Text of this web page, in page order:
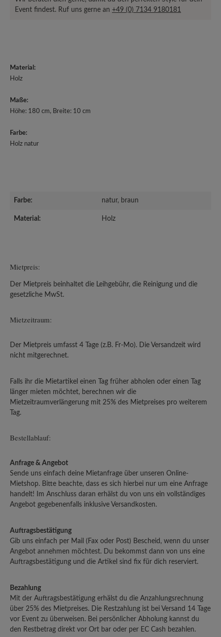
Event findest. Ruf uns gerne an +49 (0) 7134 9180181
Material:
Holz
Maße:
Höhe: 180 cm, Breite: 10 cm
Farbe:
Holz natur
Farbe: natur, braun
Material: Holz
Mietpreis:
Der Mietpreis beinhaltet die Leihgebühr, die Reinigung und die
gesetzliche MwSt.
Mietzeitraum:
Der Mietpreis umfasst 4 Tage (z.B. Fr-Mo). Die Versandzeit wird
nicht mitgerechnet.
Falls ihr die Mietartikel einen Tag früher abholen oder einen Tag
länger mieten möchtet, berechnen wir die
Mietzeitraumverlängerung mit 25% des Mietpreises pro weiterem
Tag.
Bestellablauf:
Anfrage & Angebot
Sende uns einfach deine Mietanfrage über unseren Online-
Mietshop. Bitte beachte, dass es sich hierbei nur um eine Anfrage
handelt! Im Anschluss daran erhälst du von uns ein vollständiges
Angebot gegebenenfalls inklusive Versandkosten.
Auftragsbestätigung
Gib uns einfach per Mail (Fax oder Post) Bescheid, wenn du unser
Angebot annehmen möchtest. Du bekommst dann von uns eine
Auftragsbestätigung und die Artikel sind fix für dich reserviert.
Bezahlung
Mit der Auftragsbestätigung erhälst du die Anzahlungsrechnung
über 25% des Mietpreises. Die Restzahlung ist bei Versand 14 Tage
vor Event zu überweisen. Bei persönlicher Abholung kannst du
den Restbetrag direkt vor Ort bar oder per EC Cash bezahlen.